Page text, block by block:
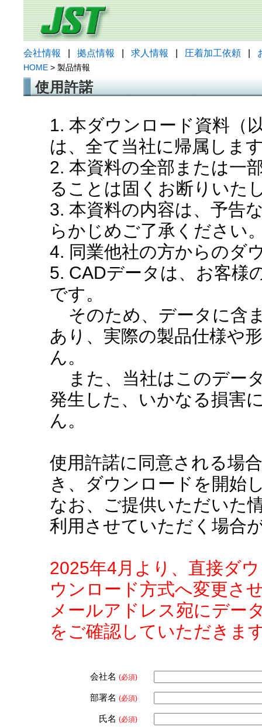
会社情報 拠点情報 求人情報 圧着加工依頼
HOME > 製品情報
使用許諾
1. 本ダウンロード資料（
は、全て当社に帰属しま
2. 本資料の全部または一
ることは固くお断りいた
3. 本資料の内容は、予告
らかじめご了承ください
4. 同業他社の方からのダ
5. CADデータは、お客様
です。
そのため、データに含
あり、実際の製品仕様や
ん。
また、当社はこのデー
発生した、いかなる損害
ん。
使用許諾に同意される場
き、ダウンロードを開始
なお、ご提供いただいた
利用させていただく場合
2025年4月より、直接ダ
ウンロード方式へ変更さ
メールアドレス宛にデー
をご確認していただきま
会社名 (必須)
部署名 (必須)
氏名 (必須)